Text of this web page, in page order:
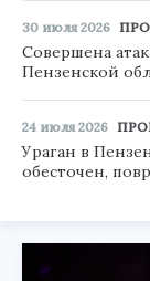
30 июля 2026
Совершена
Пензенской
24 июля 2026
Ураган в
обесточен,